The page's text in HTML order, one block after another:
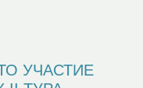
УЧАСТИЕ